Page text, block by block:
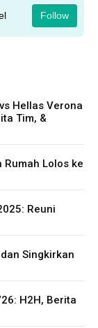
Follow
Hellas Verona
Tim, &
Rumah Lolos ke
Reuni
Singkirkan
H2H, Berita